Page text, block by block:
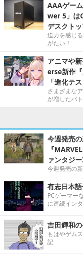
AAAゲー
wer 5」は
デスクトッ
迫力を感じ
がたい！
アニマや
erse新作
「進化テ
さまざまな
が増したバ
今週発売
『
ァンタジ
今週発売の
有志日本
PCゲーマー
に連続インタ
吉田輝和
もはやゲム
記